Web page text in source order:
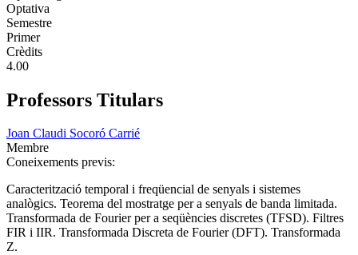
Optativa
Semestre
Primer
Crèdits
4.00
Professors Titulars
Joan Claudi Socoró Carrié
Membre
Coneixements previs:
Caracterització temporal i freqüencial de senyals i sistemes
analògics. Teorema del mostratge per a senyals de banda limitada.
Transformada de Fourier per a seqüències discretes (TFSD). Filtres
FIR i IIR. Transformada Discreta de Fourier (DFT). Transformada
Z.